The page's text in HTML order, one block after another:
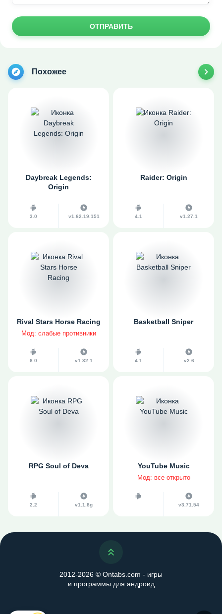
ОТПРАВИТЬ
Похожее
Daybreak Legends:
Origin
3.0 v1.62.19.151
Raider: Origin
4.1 v1.27.1
Rival Stars Horse Racing
Мод: слабые противники
6.0 v1.32.1
Basketball Sniper
4.1 v2.6
RPG Soul of Deva
2.2 v1.1.8g
YouTube Music
Мод: все открыто
v3.71.54
Наверх
2012-2026 © Ontabs.com - игры
и программы для андроид